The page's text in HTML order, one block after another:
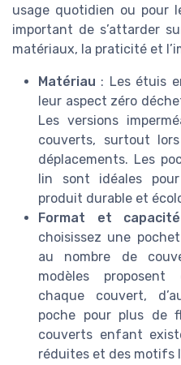
usage quotidien ou pour
important de s’attarder
matériaux, la praticité et
Matériau : Les étuis
leur aspect zéro
Les versions
couverts, surtout
déplacements. Les
lin sont idéales
produit durable et
Format et capacité
choisissez une
au nombre de
modèles proposent
chaque couvert,
poche pour plus de
couverts enfant
réduites et des motifs